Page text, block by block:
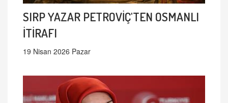
SIRP YAZAR PETROVİÇ'TEN OSMANLI
İTİRAFI
19 Nisan 2026 Pazar